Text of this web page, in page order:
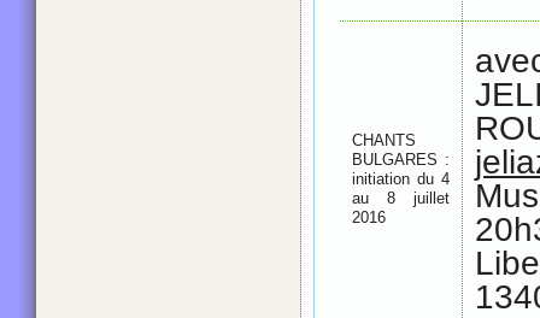
CHANTS
BULGARES :
initiation du 4
au 8 juillet
2016